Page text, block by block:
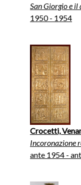
San Giorgio e il
1950 - 1954
Crocetti,
Incoronazione
ante 1954 -